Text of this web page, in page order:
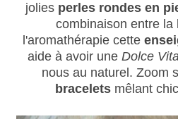
jolies perles rondes en
combinaison entre la
l'aromathérapie cette
aide à avoir uneDolce
nous au naturel. Zoom
bracelets mêlant